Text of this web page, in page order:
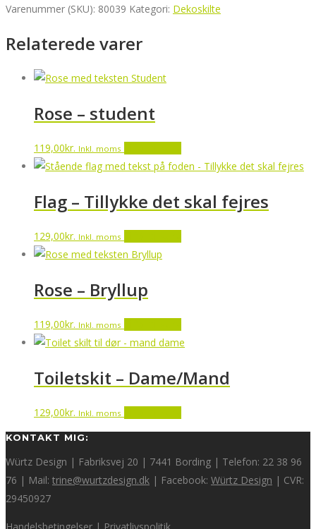
konfirmation
Varenummer (SKU): 80039 Kategori: Dekoskilte
Relaterede varer
Rose – student
119,00kr. Inkl. moms
Flag – Tillykke det skal fejres
129,00kr. Inkl. moms
Rose – Bryllup
119,00kr. Inkl. moms
Toiletskit – Dame/Mand
129,00kr. Inkl. moms
KONTAKT MIG:
Würtz Design | Fabriksvej 20 | 7441 Bording | Telefon: 22 38 96
76 | Mail: trine@wurtzdesign.dk | Facebook: Würtz Design | CVR:
29450927
Handelsbetingelser | Privatlivspolitik